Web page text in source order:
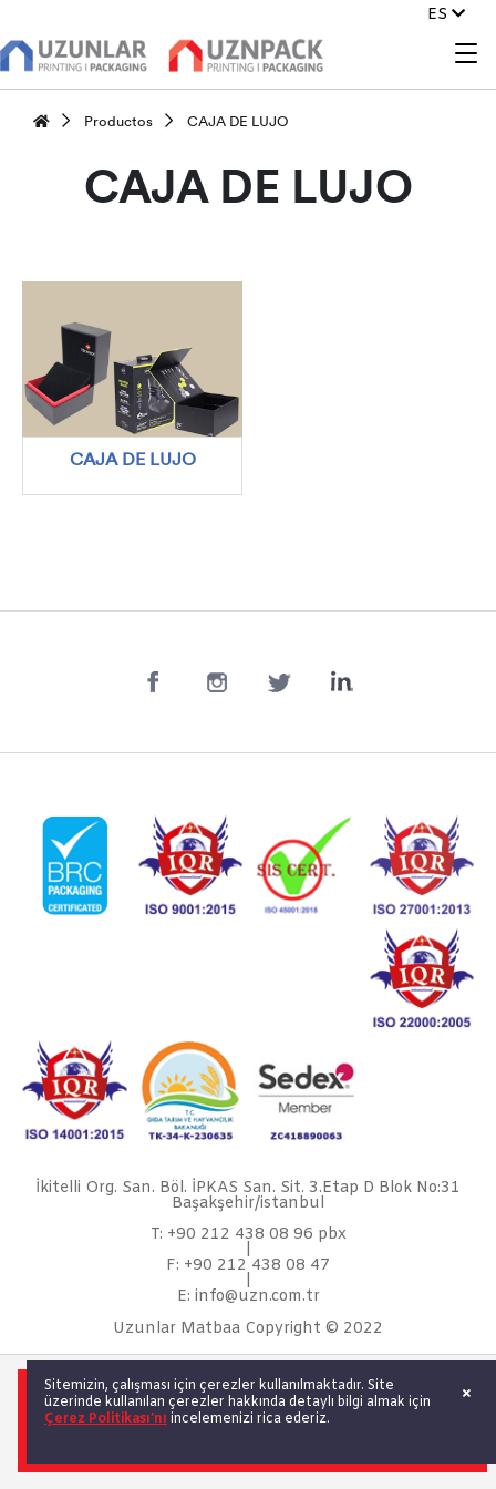
ES
Productos CAJA DE LUJO
CAJA DE LUJO
CAJA DE LUJO
İkitelli Org. San. Böl. İPKAS San. Sit. 3.Etap D Blok No:31
Başakşehir/istanbul
T: +90 212 438 08 96 pbx
F: +90 212 438 08 47
E: info@uzn.com.tr
Uzunlar Matbaa Copyright © 2022
Política de Medio Ambiente
PolitiquPolítica de Sostenibilidad
Sitemizin, çalışması için çerezler kullanılmaktadır. Site
üzerinde kullanılan çerezler hakkında detaylı bilgi almak için
Çerez Politikası’nı incelemenizi rica ederiz.